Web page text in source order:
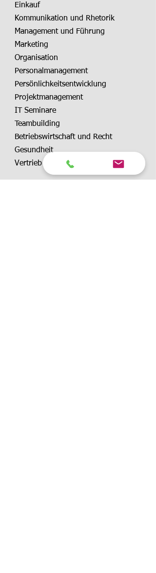
Einkauf
Kommunikation und Rhetorik
Management und Führung
Marketing
Organisation
Personalmanagement
Persönlichkeitsentwicklung
Projektmanagement
IT Seminare
Teambuilding
Betriebswirtschaft und Recht
Gesundheit
Vertrieb